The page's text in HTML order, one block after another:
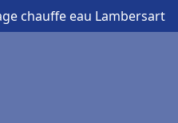
chauffe eau Lambersart